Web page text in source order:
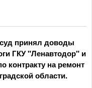
принял доводы
ГКУ "Ленавтодор" и
контракту на ремонт
области.